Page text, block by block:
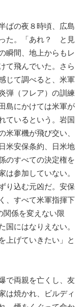
ばの夜８時頃、広島
た。「あれ？ と見
瞬間、地上からもレ
て飛んでいた。さら
じて調べると、米軍
弾（フレア）の訓練
島にかけては米軍が
ているという。岩国
米軍機が飛び交い、
米安保条約、日米地
のすべての決定権を
は参加していない。
り込む元凶だ。安保
、すべて米軍指揮下
関係を変えない限
国にはなりえない。
上げていきたい」と
で両親を亡くし、友
は焼かれ、ビルディ